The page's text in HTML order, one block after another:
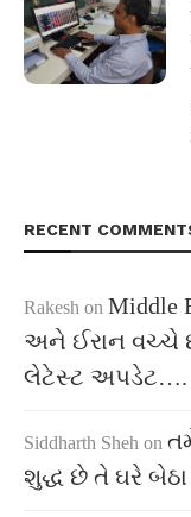
RECENT
Rakesh on Middle
અને ઈરાન વચ્ચે
લેટેસ્ટ અપડેટ….
Siddharth Sheh on
શુદ્ધ છે તે ઘરે